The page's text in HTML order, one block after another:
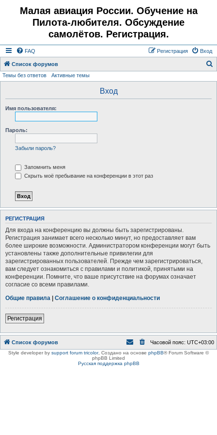
Малая авиация России. Обучение на
Пилота-любителя. Обсуждение
самолётов. Регистрация.
FAQ Вход
Регистрация
Список форумов
Темы без ответов Активные темы
Вход
Имя пользователя:
Пароль:
Забыли пароль?
Запомнить меня
Скрыть моё пребывание на конференции в этот раз
РЕГИСТРАЦИЯ
Для входа на конференцию вы должны быть зарегистрированы.
Регистрация занимает всего несколько минут, но предоставляет вам
более широкие возможности. Администратором конференции могут быть
установлены также дополнительные привилегии для
зарегистрированных пользователей. Прежде чем зарегистрироваться,
вам следует ознакомиться с правилами и политикой, принятыми на
конференции. Помните, что ваше присутствие на форумах означает
согласие со всеми правилами.
Общие правила | Соглашение о конфиденциальности
Регистрация
Список форумов Часовой пояс: UTC+03:00
Style developer by support forum tricolor, Создано на основе phpBB® Forum Software ©
phpBB Limited
Русская поддержка phpBB